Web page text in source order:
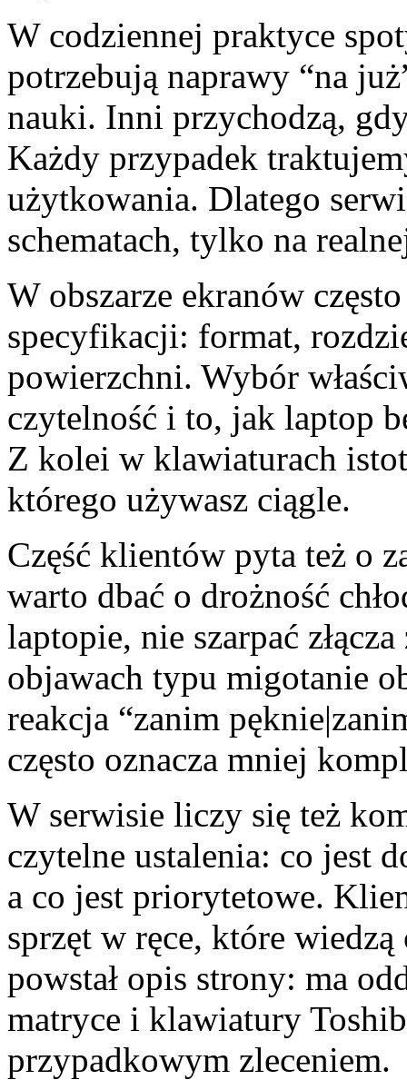
W codziennej praktyce
potrzebują naprawy “na
nauki. Inni przychodzą,
Każdy przypadek
użytkowania. Dlatego
schematach, tylko na
W obszarze ekranów
specyfikacji: format,
powierzchni. Wybór
czytelność i to, jak laptop
Z kolei w klawiaturach
którego używasz ciągle.
Część klientów pyta też o
warto dbać o drożność
laptopie, nie szarpać
objawach typu migotanie
reakcja “zanim
często oznacza mniej
W serwisie liczy się też
czytelne ustalenia: co jest
a co jest priorytetowe.
sprzęt w ręce, które
powstał opis strony: ma
matryce i klawiatury
przypadkowym zleceniem.